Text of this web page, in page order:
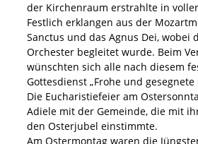
der Kirchenraum erstrahlte in
Festlich erklangen aus der
Sanctus und das Agnus Dei, wobei
Orchester begleitet wurde. Beim
wünschten sich alle nach diesem
Gottesdienst „Frohe und gesegnete
Die Eucharistiefeier am
Adiele mit der Gemeinde, die mit
den Osterjubel einstimmte.
Am Ostermontag waren die